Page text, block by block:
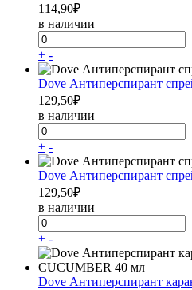
114,90₽
в наличии
+ -
Dove Антиперспирант
129,50₽
в наличии
+ -
Dove Антиперспирант
129,50₽
в наличии
+ -
Dove Антиперспирант